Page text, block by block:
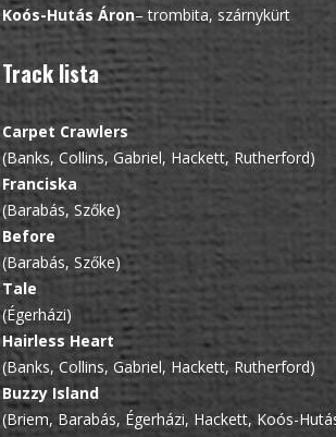
Koós-Hutás Áron– trombita, szárnykürt
Track lista
Carpet Crawlers
(Banks, Collins, Gabriel, Hackett, Rutherford)
Franciska
(Barabás, Szőke)
Before
(Barabás, Szőke)
Tale
(Égerházi)
Hairless Heart
(Banks, Collins, Gabriel, Hackett, Rutherford)
Buzzy Island
(Briem, Barabás, Égerházi, Hackett, Koós-